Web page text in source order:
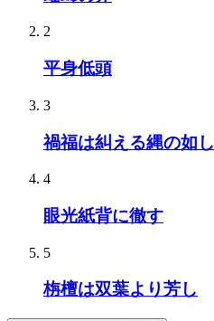
2
平身低頭
3
禍福は糾える縄の如し
4
眼光紙背に徹す
5
栴檀は双葉より芳し